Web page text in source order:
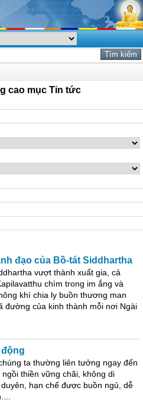
cao mục Tin tức
đạo của Bồ-tát Siddhartha
vượt thành xuất gia, cả
chìm trong im ắng và
khí chia ly buồn thương man
đường của kinh thành mỗi nơi Ngài
động
ta thường liên tưởng ngay đến
ngồi thiền vững chãi, không di
hạn chế được buồn ngủ, dễ